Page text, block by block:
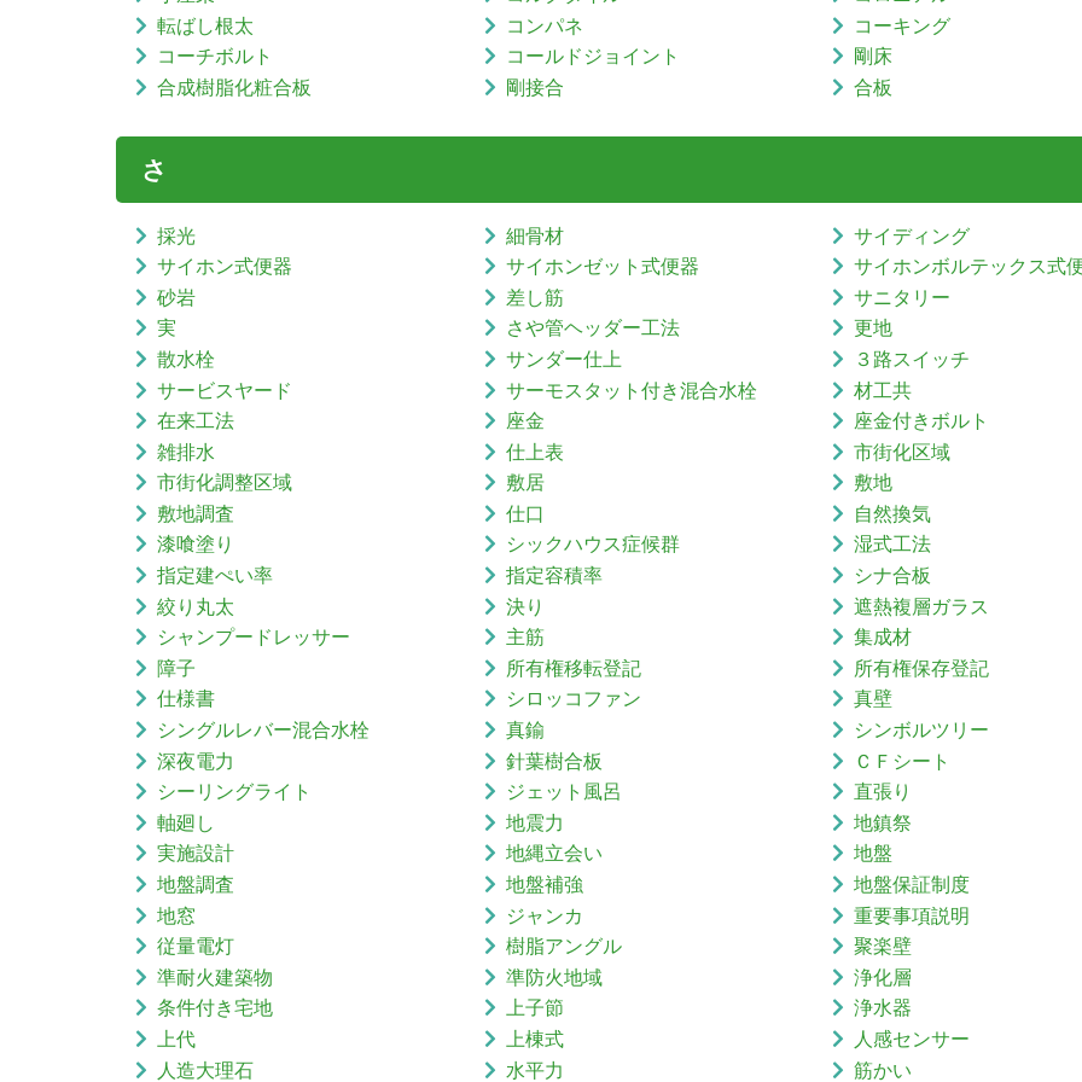
転ばし根太
コンパネ
コーキング
コーチボルト
コールドジョイント
剛床
合成樹脂化粧合板
剛接合 合板
さ
採光 細骨材
サイディング
サイホン式便器
サイホンゼット式便器
サイホンボルテックス式
砂岩
差し筋
サニタリー
実
さや管ヘッダー工法
更地
散水栓
サンダー仕上
３路スイッチ
サービスヤード
サーモスタット付き混合水栓
材工共
在来工法
座金
座金付きボルト
雑排水
仕上表
市街化区域
市街化調整区域
敷居
敷地
敷地調査
仕口
自然換気
漆喰塗り
シックハウス症候群
湿式工法
指定建ぺい率
指定容積率
シナ合板
絞り丸太
決り
遮熱複層ガラス
シャンプードレッサー
主筋
集成材
障子
所有権移転登記
所有権保存登記
仕様書
シロッコファン
真壁
シングルレバー混合水栓
真鍮
シンボルツリー
深夜電力
針葉樹合板
ＣＦシート
シーリングライト
ジェット風呂
直張り
軸廻し
地震力
地鎮祭
実施設計
地縄立会い
地盤
地盤調査
地盤補強
地盤保証制度
地窓
ジャンカ
重要事項説明
従量電灯
樹脂アングル
聚楽壁
準耐火建築物
準防火地域
浄化層
条件付き宅地
上子節
浄水器
上代
上棟式
人感センサー
人造大理石
水平力 筋かい